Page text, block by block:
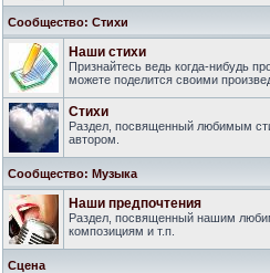
Сообщество: Стихи
Наши стихи
Признайтесь ведь когда-нибудь
можете поделится своими
Стихи
Раздел, посвященный любимым
автором.
Сообщество: Музыка
Наши предпочтения
Раздел, посвященный нашим
композициям и т.п.
Сцена